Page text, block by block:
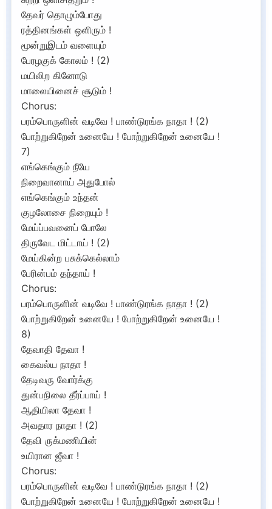
தேவர் தொழும்போது
ரத்தினங்கள் ஒளிரும் !
மூன்றுஇடம் வளையும்
பேரழகுக் கோலம் ! (2)
மயிலிற கினோடு
மாலையினைச் சூடும் !
Chorus:
பரம்பொருளின் வடிவே ! பாண்டுரங்க நாதா ! (2)
போற்றுகிறேன் உனையே ! போற்றுகிறேன் உனையே !
7)
எங்கெங்கும் நீயே
நிறைவானாய் அதுபோல்
எங்கெங்கும் உந்தன்
குழலோசை நிறையும் !
மேய்ப்பவனைப் போலே
திருவேட மிட்டாய் ! (2)
மேய்கின்ற பசுக்கெல்லாம்
பேரின்பம் தந்தாய் !
Chorus:
பரம்பொருளின் வடிவே ! பாண்டுரங்க நாதா ! (2)
போற்றுகிறேன் உனையே ! போற்றுகிறேன் உனையே !
8)
தேவாதி தேவா !
கைவல்ய நாதா !
தேடிவரு வோர்க்கு
துன்பநிலை தீர்ப்பாய் !
ஆதியிலா தேவா !
அவதார நாதா ! (2)
தேவி ருக்மணியின்
உயிரான ஜீவா !
Chorus:
பரம்பொருளின் வடிவே ! பாண்டுரங்க நாதா ! (2)
போற்றுகிறேன் உனையே ! போற்றுகிறேன் உனையே !